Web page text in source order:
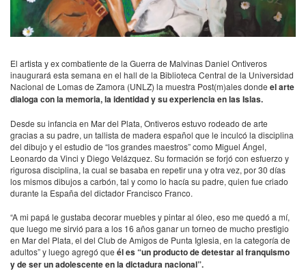
El artista y ex combatiente de la Guerra de Malvinas Daniel Ontiveros
inaugurará esta semana en el hall de la Biblioteca Central de la Universidad
Nacional de Lomas de Zamora (UNLZ) la muestra Post(m)ales donde el arte
dialoga con la memoria, la identidad y su experiencia en las Islas.
Desde su infancia en Mar del Plata, Ontiveros estuvo rodeado de arte
gracias a su padre, un tallista de madera español que le inculcó la disciplina
del dibujo y el estudio de “los grandes maestros” como Miguel Ángel,
Leonardo da Vinci y Diego Velázquez. Su formación se forjó con esfuerzo y
rigurosa disciplina, la cual se basaba en repetir una y otra vez, por 30 días
los mismos dibujos a carbón, tal y como lo hacía su padre, quien fue criado
durante la España del dictador Francisco Franco.
“A mi papá le gustaba decorar muebles y pintar al óleo, eso me quedó a mí,
que luego me sirvió para a los 16 años ganar un torneo de mucho prestigio
en Mar del Plata, el del Club de Amigos de Punta Iglesia, en la categoría de
adultos” y luego agregó que él es “un producto de detestar al franquismo
y de ser un adolescente en la dictadura nacional”.